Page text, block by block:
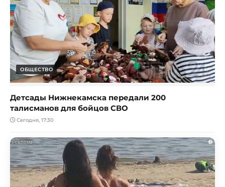
ОБЩЕСТВО
Детсады Нижнекамска передали 200
талисманов для бойцов СВО
Сегодня, 17:30
i